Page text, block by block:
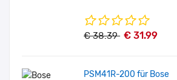
€ 38.39 € 31.99
PSM41R-200 für Bose